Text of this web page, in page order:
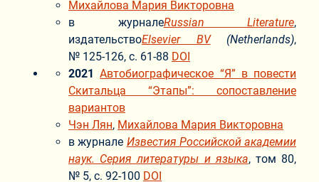
Михайлова Мария Викторовна
в журналеRussian Literature,
издательствоElsevier BV(Netherlands),
№ 125-126, с. 61-88 DOI
2021Автобиографическое “Я” в повести
Скитальца “Этапы”: сопоставление
вариантов
Чэн Лян, Михайлова Мария Викторовна
в журнале Известия Российской академии
наук. Серия литературы и языка, том 80,
№ 5, с. 92-100 DOI